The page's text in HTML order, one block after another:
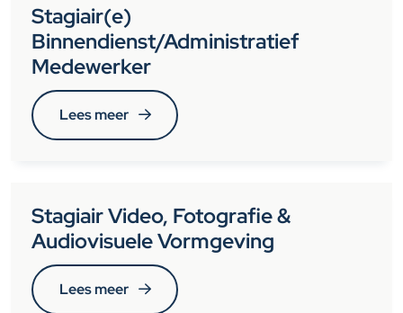
Stagiair(e)
Binnendienst/Administratief
Medewerker
Lees meer
Stagiair Video, Fotografie &
Audiovisuele Vormgeving
Lees meer